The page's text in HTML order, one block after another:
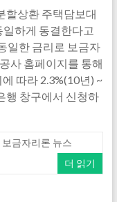
할상환 주택담보대
하게 동결한다고
일한 금리로 보금자
사 홈페이지를 통해
따라 2.3%(10년) ~
행 창구에서 신청하
보금자리론 뉴스
더 읽기